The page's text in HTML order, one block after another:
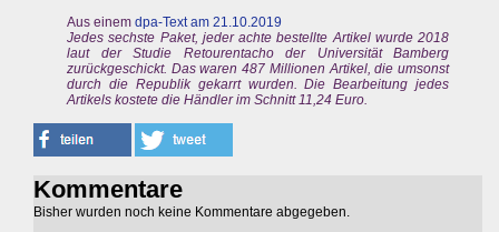
Aus einem dpa-Text am 21.10.2019
Jedes sechste Paket, jeder achte bestellte Artikel wurde 2018
laut der Studie Retourentacho der Universität Bamberg
zurückgeschickt. Das waren 487 Millionen Artikel, die umsonst
durch die Republik gekarrt wurden. Die Bearbeitung jedes
Artikels kostete die Händler im Schnitt 11,24 Euro.
Kommentare
Bisher wurden noch keine Kommentare abgegeben.